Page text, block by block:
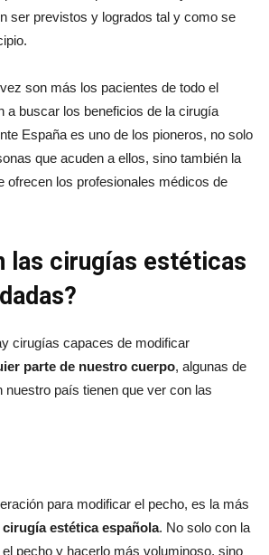
ser previstos y logrados tal y como se
son más los pacientes de todo el
a buscar los beneficios de la cirugía
España es uno de los pioneros, no solo
que acuden a ellos, sino también la
ofrecen los profesionales médicos de
las cirugías estéticas
cirugías capaces de modificar
parte de nuestro cuerpo, algunas de
nuestro país tienen que ver con las
para modificar el pecho, es la más
cirugía estética española. No solo con la
pecho y hacerlo más voluminoso, sino